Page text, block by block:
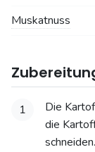
Muskatnuss
1
Die
die
schneiden.